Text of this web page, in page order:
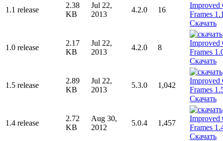
1.1 release
2.38
KB
Jul 22,
2013
4.2.0
16
Скачать
1.0 release
2.17
KB
Jul 22,
2013
4.2.0
8
Скачать
1.5 release
2.89
KB
Jul 22,
2013
5.3.0
1,042
Скачать
1.4 release
2.72
KB
Aug 30,
2012
5.0.4
1,457
Скачать